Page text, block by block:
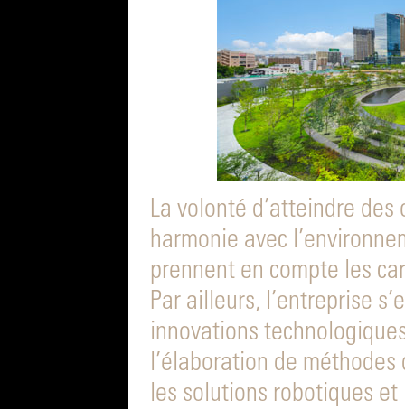
La volonté d’atteindre des
harmonie avec
prennent en compte les
Par ailleurs, l’entreprise
innovations
l’élaboration de
les solutions robotiques